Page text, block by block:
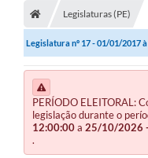
Legislaturas (PE)
Legislatura nº 17 - 01/01/2017
PERÍODO ELEITORAL:
legislação durante o
12:00:00a 25/10/2026
.